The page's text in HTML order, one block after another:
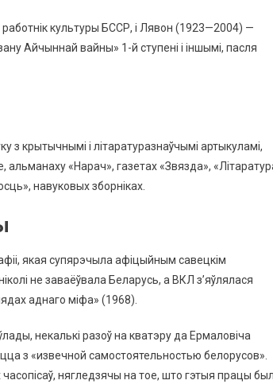
культуры БССР, і Лявон (1923—2004) —
Айчыннай вайны» 1-й ступені і іншымі, пасля
з крытычнымі і літаратуразнаўчымі артыкуламі,
«Нарач», газетах «Звязда»,
навуковых зборніках.
якая супярэчыла афіцыйным савецкім
не заваёўвала Беларусь, а ВКЛ з’яўлялася
аднаго міфа» (1968).
некалькі разоў на кватэру да Ермаловіча
з «извечной самостоятельностью белорусов».
нягледзячы на тое, што гэтыя працы